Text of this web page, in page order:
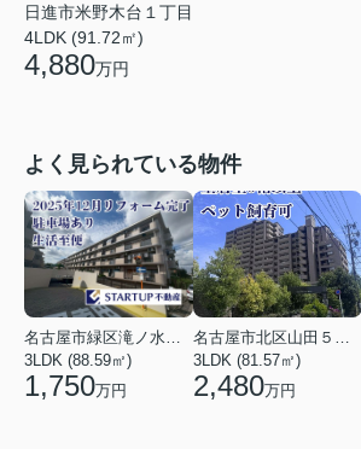
日進市米野木台１丁目
4LDK (91.72㎡)
4,880万円
よく見られている物件
3LDK (88.59㎡)
1,750万円
3LDK (81.57㎡)
2,480万円